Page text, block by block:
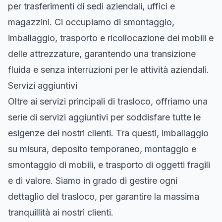
per trasferimenti di sedi aziendali, uffici e
magazzini. Ci occupiamo di smontaggio,
imballaggio, trasporto e ricollocazione dei mobili e
delle attrezzature, garantendo una transizione
fluida e senza interruzioni per le attività aziendali.
Servizi aggiuntivi
Oltre ai servizi principali di trasloco, offriamo una
serie di servizi aggiuntivi per soddisfare tutte le
esigenze dei nostri clienti. Tra questi, imballaggio
su misura, deposito temporaneo, montaggio e
smontaggio di mobili, e trasporto di oggetti fragili
e di valore. Siamo in grado di gestire ogni
dettaglio del trasloco, per garantire la massima
tranquillità ai nostri clienti.